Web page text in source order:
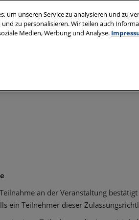
20. - 23.
an der Veranstaltung
ein Teilnehmer dieser
um unseren Service zu analysieren und zu
und zu personalisieren. Wir teilen auch
Medien, Werbung und Analyse.